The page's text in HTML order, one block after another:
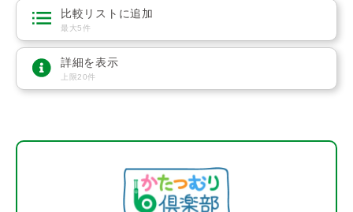
比較リストに追加
最大5件
詳細を表示
上限20件